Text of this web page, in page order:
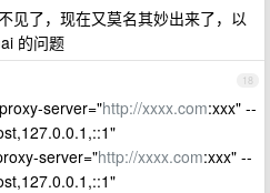
见了，现在又莫名其妙出来了，以
的问题
18
server="http://xxxx.com:xxx" --
server="http://xxxx.com:xxx" --